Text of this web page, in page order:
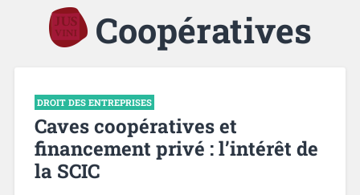
Coopératives
DROIT DES ENTREPRISES
Caves coopératives et
financement privé : l’intérêt de
la SCIC